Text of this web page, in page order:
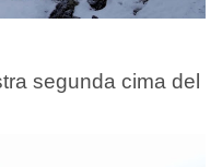
segunda cima del